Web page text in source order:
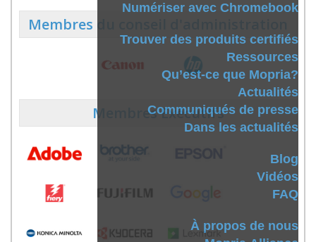
Numériser avec Chromebook
Trouver des produits certifiés
Ressources
Qu’est-ce que Mopria?
Actualités
Communiqués de presse
Dans les actualités
Blog
Vidéos
FAQ
À propos de nous
Membres du conseil d'administration
Membres Exécutifs